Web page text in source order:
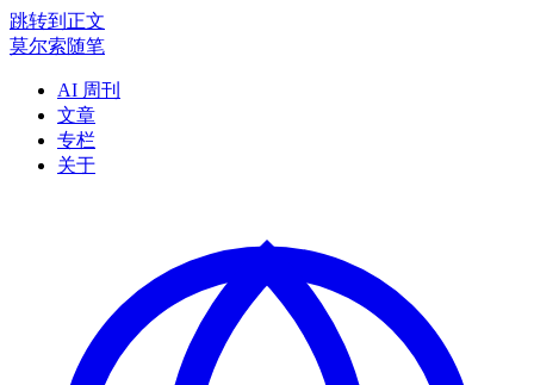
跳转到正文
莫尔索随笔
AI 周刊
文章
专栏
关于